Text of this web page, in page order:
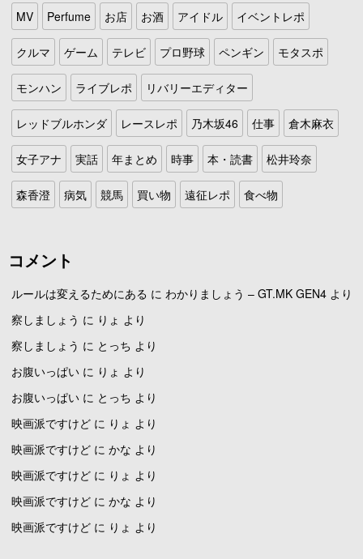
MV Perfume お店 お酒 アイドル イベントレポ
クルマ ゲーム テレビ プロ野球 ペンギン モタスポ
モンハン ライブレポ リバリーエディター
レッドブルホンダ レースレポ 乃木坂46 仕事 倉木麻衣
女子アナ 実話 年まとめ 時事 本・読書 松井玲奈
森香澄 病気 競馬 買い物 遠征レポ 食べ物
コメント
ルールは変えるためにある に わかりましょう – GT.MK GEN4 より
察しましょう に りょ より
察しましょう に とっち より
お腹いっぱい に りょ より
お腹いっぱい に とっち より
映画派ですけど に りょ より
映画派ですけど に かな より
映画派ですけど に りょ より
映画派ですけど に かな より
映画派ですけど に りょ より